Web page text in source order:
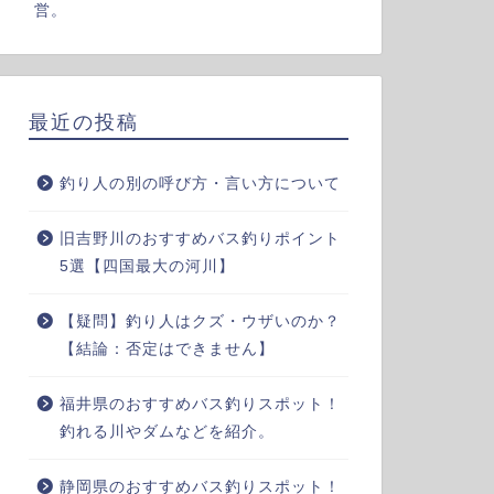
営。
最近の投稿
釣り人の別の呼び方・言い方について
旧吉野川のおすすめバス釣りポイント
5選【四国最大の河川】
【疑問】釣り人はクズ・ウザいのか？
【結論：否定はできません】
福井県のおすすめバス釣りスポット！
釣れる川やダムなどを紹介。
静岡県のおすすめバス釣りスポット！